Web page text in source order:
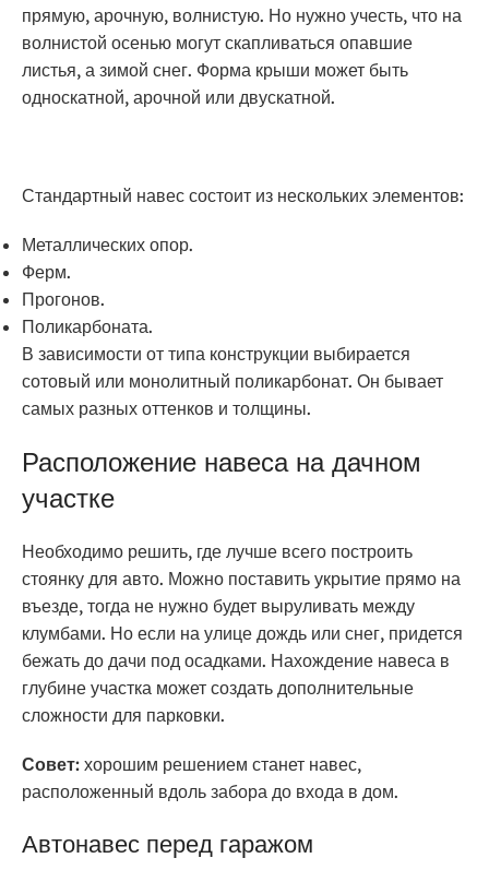
прямую, арочную, волнистую. Но нужно учесть, что на
волнистой осенью могут скапливаться опавшие
листья, а зимой снег. Форма крыши может быть
односкатной, арочной или двускатной.
Стандартный навес состоит из нескольких элементов:
Металлических опор.
Ферм.
Прогонов.
Поликарбоната.
В зависимости от типа конструкции выбирается
сотовый или монолитный поликарбонат. Он бывает
самых разных оттенков и толщины.
Расположение навеса на дачном
участке
Необходимо решить, где лучше всего построить
стоянку для авто. Можно поставить укрытие прямо на
въезде, тогда не нужно будет выруливать между
клумбами. Но если на улице дождь или снег, придется
бежать до дачи под осадками. Нахождение навеса в
глубине участка может создать дополнительные
сложности для парковки.
Совет: хорошим решением станет навес,
расположенный вдоль забора до входа в дом.
Автонавес перед гаражом